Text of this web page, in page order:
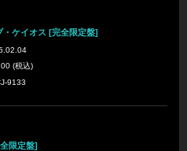
・ケイオス [完全限定盤]
(税込)
9133
限定盤]